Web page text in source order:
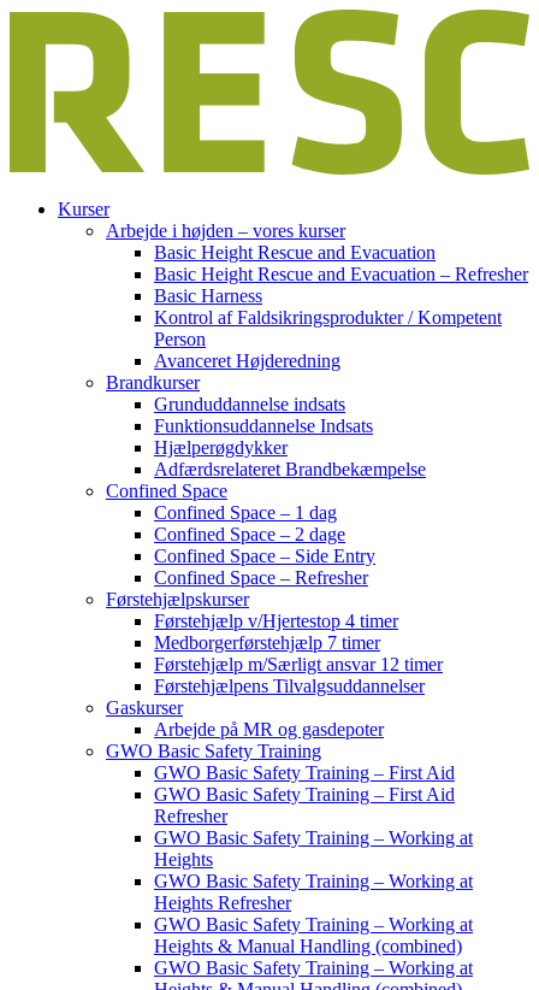
Kurser
Arbejde i højden – vores kurser
Basic Height Rescue and Evacuation
Basic Height Rescue and Evacuation – Refresher
Basic Harness
Kontrol af Faldsikringsprodukter / Kompetent
Person
Avanceret Højderedning
Brandkurser
Grunduddannelse indsats
Funktionsuddannelse Indsats
Hjælperøgdykker
Adfærdsrelateret Brandbekæmpelse
​Confined Space
Confined Space – 1 dag
Confined Space – 2 dage
Confined Space – Side Entry
Confined Space – Refresher
Førstehjælpskurser
Førstehjælp v/Hjertestop 4 timer
Medborgerførstehjælp 7 timer
Førstehjælp m/Særligt ansvar 12 timer
Førstehjælpens Tilvalgsuddannelser
Gaskurser
Arbejde på MR og gasdepoter
GWO Basic Safety Training
GWO Basic Safety Training – First Aid
GWO Basic Safety Training – First Aid
Refresher
GWO Basic Safety Training – Working at
Heights
GWO Basic Safety Training – Working at
Heights Refresher
GWO Basic Safety Training – Working at
Heights & Manual Handling (combined)
GWO Basic Safety Training – Working at